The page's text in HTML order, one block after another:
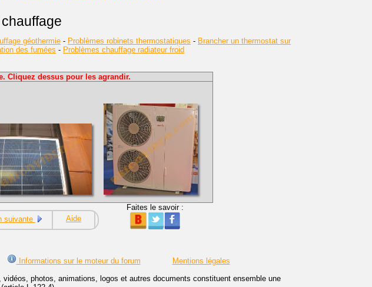
géothermie - Problèmes robinets thermostatiques - Brancher un thermostat sur
des fumées - Problèmes chauffage radiateur froid
Cliquez dessus pour les agrandir.
suivante Aide
Faites le savoir :
Informations sur le moteur du forum
Mentions légales
vidéos, photos, animations, logos et autres documents constituent ensemble une